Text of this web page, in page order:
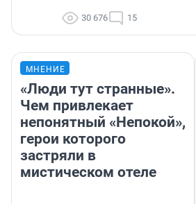
30 676 15
МНЕНИЕ
«Люди тут странные».
Чем привлекает
непонятный «Непокой»,
герои которого
застряли в
мистическом отеле